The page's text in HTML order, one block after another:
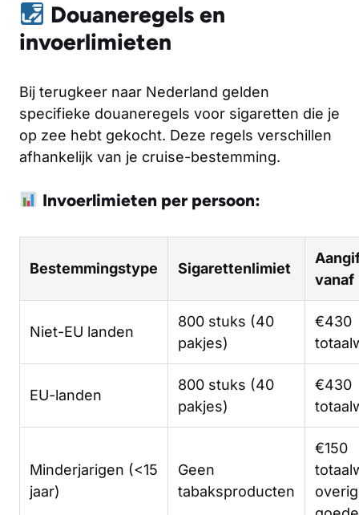
Douaneregels en
invoerlimieten
Bij terugkeer naar Nederland gelden
specifieke douaneregels voor sigaretten die je
op zee hebt gekocht. Deze regels verschillen
afhankelijk van je cruise-bestemming.
Invoerlimieten per persoon:
Bestemmingstype Sigarettenlimiet
vanaf
Niet-EU landen
800 stuks (40
pakjes)
€430
EU-landen
800 stuks (40
pakjes)
€430
Minderjarigen (<15
jaar)
Geen
tabaksproducten
€150